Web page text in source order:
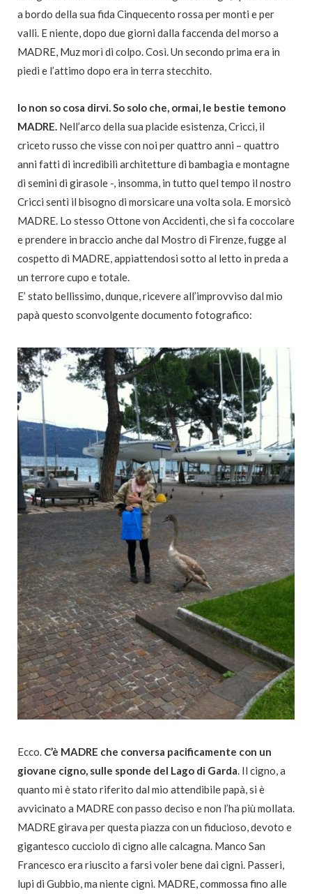
a bordo della sua fida Cinquecento rossa per monti e per
valli. E niente, dopo due giorni dalla faccenda del morso a
MADRE, Muz morì di colpo. Così. Un secondo prima era in
piedi e l’attimo dopo era in terra stecchito.
Io non so cosa dirvi. So solo che, ormai, le bestie temono
MADRE. Nell’arco della sua placide esistenza, Cricci, il
criceto russo che visse con noi per quattro anni – quattro
anni fatti di incredibili architetture di bambagia e montagne
di semini di girasole -, insomma, in tutto quel tempo il nostro
Cricci sentì il bisogno di morsicare una volta sola. E morsicò
MADRE. Lo stesso Ottone von Accidenti, che si fa coccolare
e prendere in braccio anche dal Mostro di Firenze, fugge al
cospetto di MADRE, appiattendosi sotto al letto in preda a
un terrore cupo e totale.
E’ stato bellissimo, dunque, ricevere all’improvviso dal mio
papà questo sconvolgente documento fotografico:
Ecco. C’è MADRE che conversa pacificamente con un
giovane cigno, sulle sponde del Lago di Garda. Il cigno, a
quanto mi è stato riferito dal mio attendibile papà, si è
avvicinato a MADRE con passo deciso e non l’ha più mollata.
MADRE girava per questa piazza con un fiducioso, devoto e
gigantesco cucciolo di cigno alle calcagna. Manco San
Francesco era riuscito a farsi voler bene dai cigni. Passeri,
lupi di Gubbio, ma niente cigni. MADRE, commossa fino alle